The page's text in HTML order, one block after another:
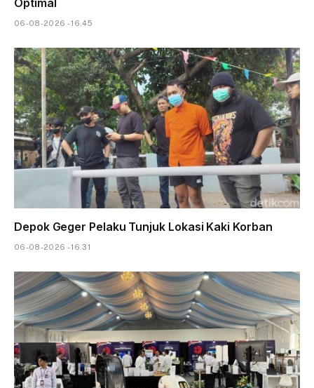
06-08-2026 - 16.45
Depok Geger Pelaku Tunjuk Lokasi Kaki Korban
06-08-2026 - 16.31